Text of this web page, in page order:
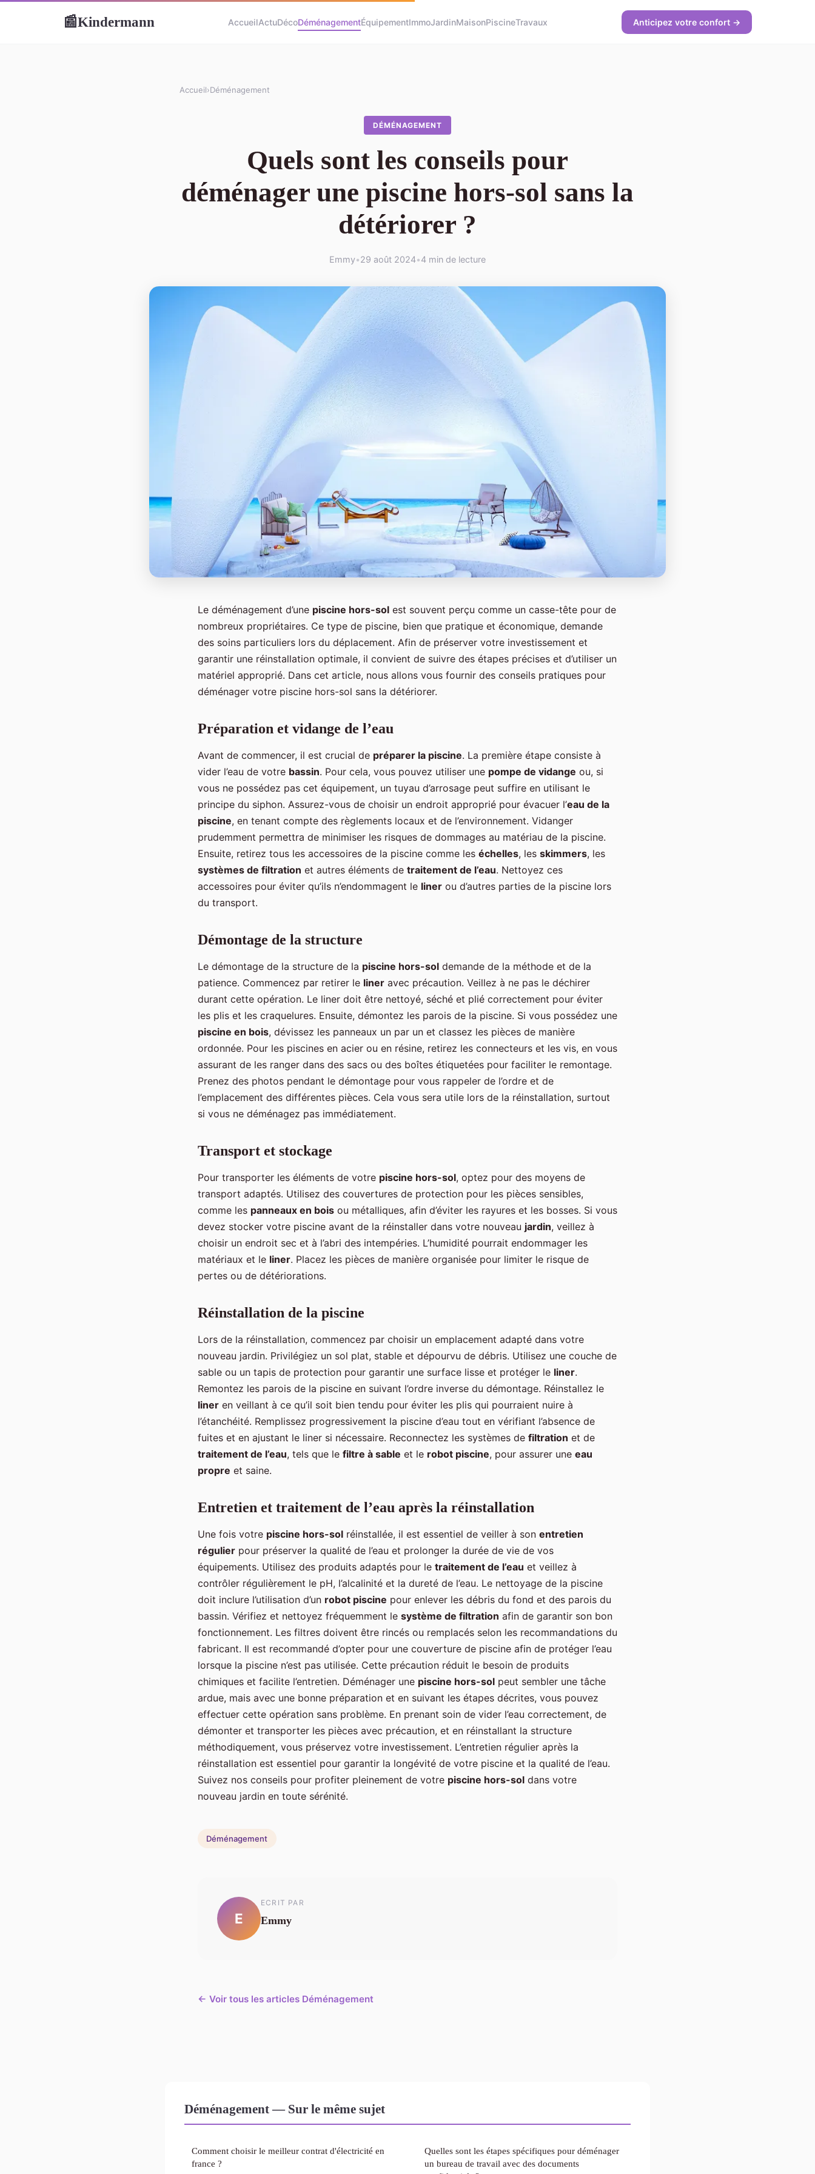
📰Kindermann AccueilActuDécoDéménagementÉquipementImmoJardinMaisonPiscineTravaux Anticipez votre confort →
Accueil›Déménagement
DÉMÉNAGEMENT
Quels sont les conseils pour
déménager une piscine hors-sol sans la
détériorer ?
Emmy•29 août 2024•4 min de lecture
Le déménagement d’une piscine hors-sol est souvent perçu comme un casse-tête pour de
nombreux propriétaires. Ce type de piscine, bien que pratique et économique, demande
des soins particuliers lors du déplacement. Afin de préserver votre investissement et
garantir une réinstallation optimale, il convient de suivre des étapes précises et d’utiliser un
matériel approprié. Dans cet article, nous allons vous fournir des conseils pratiques pour
déménager votre piscine hors-sol sans la détériorer.
Préparation et vidange de l’eau
Avant de commencer, il est crucial de préparer la piscine. La première étape consiste à
vider l’eau de votre bassin. Pour cela, vous pouvez utiliser une pompe de vidange ou, si
vous ne possédez pas cet équipement, un tuyau d’arrosage peut suffire en utilisant le
principe du siphon. Assurez-vous de choisir un endroit approprié pour évacuer l’eau de la
piscine, en tenant compte des règlements locaux et de l’environnement. Vidanger
prudemment permettra de minimiser les risques de dommages au matériau de la piscine.
Ensuite, retirez tous les accessoires de la piscine comme les échelles, les skimmers, les
systèmes de filtration et autres éléments de traitement de l’eau. Nettoyez ces
accessoires pour éviter qu’ils n’endommagent le liner ou d’autres parties de la piscine lors
du transport.
Démontage de la structure
Le démontage de la structure de la piscine hors-sol demande de la méthode et de la
patience. Commencez par retirer le liner avec précaution. Veillez à ne pas le déchirer
durant cette opération. Le liner doit être nettoyé, séché et plié correctement pour éviter
les plis et les craquelures. Ensuite, démontez les parois de la piscine. Si vous possédez une
piscine en bois, dévissez les panneaux un par un et classez les pièces de manière
ordonnée. Pour les piscines en acier ou en résine, retirez les connecteurs et les vis, en vous
assurant de les ranger dans des sacs ou des boîtes étiquetées pour faciliter le remontage.
Prenez des photos pendant le démontage pour vous rappeler de l’ordre et de
l’emplacement des différentes pièces. Cela vous sera utile lors de la réinstallation, surtout
si vous ne déménagez pas immédiatement.
Transport et stockage
Pour transporter les éléments de votre piscine hors-sol, optez pour des moyens de
transport adaptés. Utilisez des couvertures de protection pour les pièces sensibles,
comme les panneaux en bois ou métalliques, afin d’éviter les rayures et les bosses. Si vous
devez stocker votre piscine avant de la réinstaller dans votre nouveau jardin, veillez à
choisir un endroit sec et à l’abri des intempéries. L’humidité pourrait endommager les
matériaux et le liner. Placez les pièces de manière organisée pour limiter le risque de
pertes ou de détériorations.
Réinstallation de la piscine
Lors de la réinstallation, commencez par choisir un emplacement adapté dans votre
nouveau jardin. Privilégiez un sol plat, stable et dépourvu de débris. Utilisez une couche de
sable ou un tapis de protection pour garantir une surface lisse et protéger le liner.
Remontez les parois de la piscine en suivant l’ordre inverse du démontage. Réinstallez le
liner en veillant à ce qu’il soit bien tendu pour éviter les plis qui pourraient nuire à
l’étanchéité. Remplissez progressivement la piscine d’eau tout en vérifiant l’absence de
fuites et en ajustant le liner si nécessaire. Reconnectez les systèmes de filtration et de
traitement de l’eau, tels que le filtre à sable et le robot piscine, pour assurer une eau
propre et saine.
Entretien et traitement de l’eau après la réinstallation
Une fois votre piscine hors-sol réinstallée, il est essentiel de veiller à son entretien
régulier pour préserver la qualité de l’eau et prolonger la durée de vie de vos
équipements. Utilisez des produits adaptés pour le traitement de l’eau et veillez à
contrôler régulièrement le pH, l’alcalinité et la dureté de l’eau. Le nettoyage de la piscine
doit inclure l’utilisation d’un robot piscine pour enlever les débris du fond et des parois du
bassin. Vérifiez et nettoyez fréquemment le système de filtration afin de garantir son bon
fonctionnement. Les filtres doivent être rincés ou remplacés selon les recommandations du
fabricant. Il est recommandé d’opter pour une couverture de piscine afin de protéger l’eau
lorsque la piscine n’est pas utilisée. Cette précaution réduit le besoin de produits
chimiques et facilite l’entretien. Déménager une piscine hors-sol peut sembler une tâche
ardue, mais avec une bonne préparation et en suivant les étapes décrites, vous pouvez
effectuer cette opération sans problème. En prenant soin de vider l’eau correctement, de
démonter et transporter les pièces avec précaution, et en réinstallant la structure
méthodiquement, vous préservez votre investissement. L’entretien régulier après la
réinstallation est essentiel pour garantir la longévité de votre piscine et la qualité de l’eau.
Suivez nos conseils pour profiter pleinement de votre piscine hors-sol dans votre
nouveau jardin en toute sérénité.
Déménagement
E
ECRIT PAR
Emmy
← Voir tous les articles Déménagement
Déménagement — Sur le même sujet
Comment choisir le meilleur contrat d'électricité en
france ?
Quelles sont les étapes spécifiques pour déménager
un bureau de travail avec des documents